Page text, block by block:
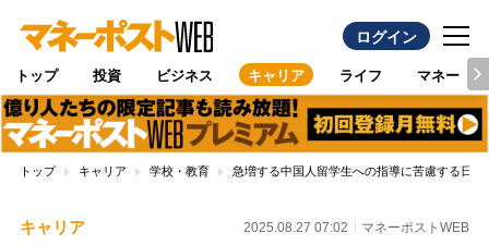
ログイン
トップ 投資 ビジネス キャリア ライフ マネー
トップ キャリア 学校・教育 急増する中国人留学生への指導に苦慮する日
キャリア 2025.08.27 07:02 マネーポストWEB